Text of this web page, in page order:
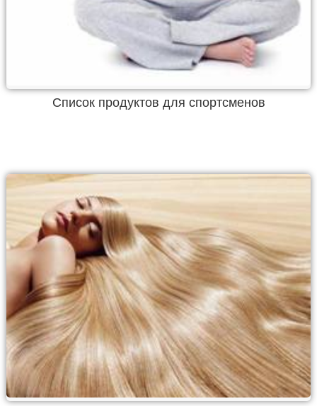
Список продуктов для спортсменов